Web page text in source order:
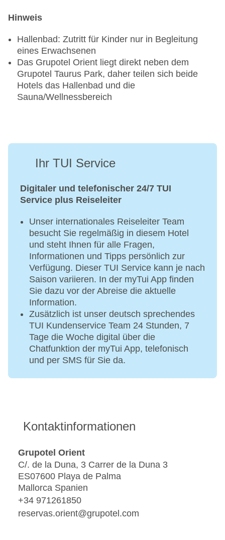
Hinweis
Hallenbad: Zutritt für Kinder nur in Begleitung
eines Erwachsenen
Das Grupotel Orient liegt direkt neben dem
Grupotel Taurus Park, daher teilen sich beide
Hotels das Hallenbad und die
Sauna/Wellnessbereich
Ihr TUI Service
Digitaler und telefonischer 24/7 TUI
Service plus Reiseleiter
Unser internationales Reiseleiter Team
besucht Sie regelmäßig in diesem Hotel
und steht Ihnen für alle Fragen,
Informationen und Tipps persönlich zur
Verfügung. Dieser TUI Service kann je nach
Saison variieren. In der myTui App finden
Sie dazu vor der Abreise die aktuelle
Information.
Zusätzlich ist unser deutsch sprechendes
TUI Kundenservice Team 24 Stunden, 7
Tage die Woche digital über die
Chatfunktion der myTui App, telefonisch
und per SMS für Sie da.
Kontaktinformationen
Grupotel Orient
C/. de la Duna, 3 Carrer de la Duna 3
ES07600 Playa de Palma
Mallorca Spanien
+34 971261850
reservas.orient@grupotel.com